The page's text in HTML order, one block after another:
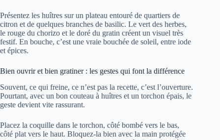
Présentez les huîtres sur un plateau entouré de quartiers de
citron et de quelques branches de basilic. Le vert des herbes,
le rouge du chorizo et le doré du gratin créent un visuel très
festif. En bouche, c’est une vraie bouchée de soleil, entre iode
et épices.
Bien ouvrir et bien gratiner : les gestes qui font la différence
Souvent, ce qui freine, ce n’est pas la recette, c’est l’ouverture.
Pourtant, avec un bon couteau à huîtres et un torchon épais, le
geste devient vite rassurant.
Placez la coquille dans le torchon, côté bombé vers le bas,
côté plat vers le haut. Bloquez-la bien avec la main protégée